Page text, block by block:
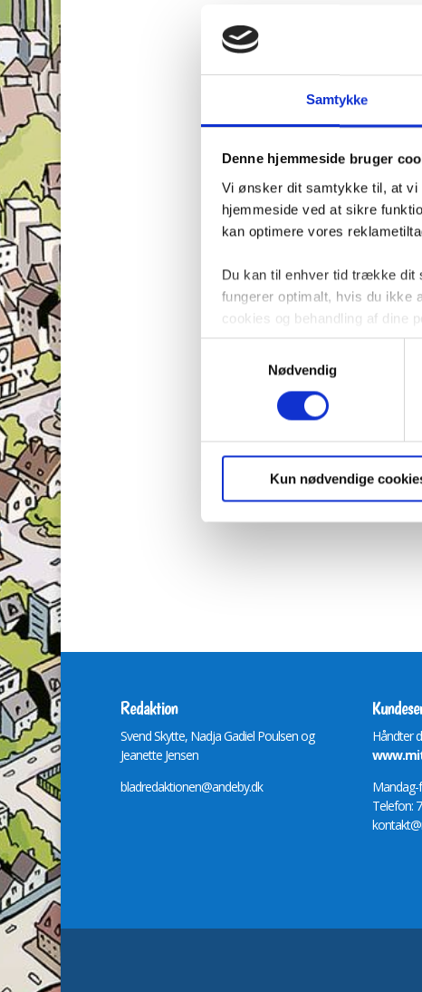
Samtykke
Denne hjemmeside bruger
Vi ønsker dit samtykke til, at vi
hjemmeside ved at sikre
kan optimere vores
Du kan til enhver tid trække
fungerer optimalt, hvis du
cookies og behandling af dine
Nødvendig
Kun nødvendige
Redaktion
Svend Skytte, Nadja Gadiel Poulsen og
Jeanette Jensen
bladredaktionen@andeby.dk
Håndter
Mandag-
Telefon: